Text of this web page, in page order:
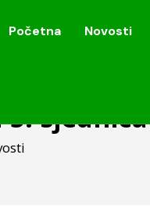
Početna Novosti
Početna Novosti
5.